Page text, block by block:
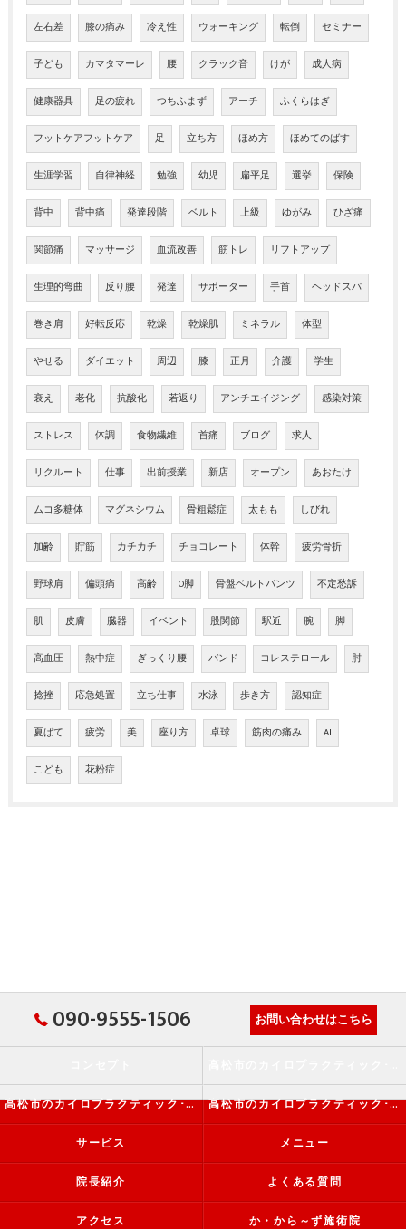
左右差 膝の痛み 冷え性 ウォーキング 転倒 セミナー
子ども カマタマーレ 腰 クラック音 けが 成人病
健康器具 足の疲れ つちふまず アーチ ふくらはぎ
フットケアフットケア 足 立ち方 ほめ方 ほめてのばす
生涯学習 自律神経 勉強 幼児 扁平足 選挙 保険
背中 背中痛 発達段階 ベルト 上級 ゆがみ ひざ痛
関節痛 マッサージ 血流改善 筋トレ リフトアップ
生理的弯曲 反り腰 発達 サポーター 手首 ヘッドスパ
巻き肩 好転反応 乾燥 乾燥肌 ミネラル 体型
やせる ダイエット 周辺 膝 正月 介護 学生
衰え 老化 抗酸化 若返り アンチエイジング 感染対策
ストレス 体調 食物繊維 首痛 ブログ 求人
リクルート 仕事 出前授業 新店 オープン あおたけ
ムコ多糖体 マグネシウム 骨粗鬆症 太もも しびれ
加齢 貯筋 カチカチ チョコレート 体幹 疲労骨折
野球肩 偏頭痛 高齢 O脚 骨盤ベルトパンツ 不定愁訴
肌 皮膚 臓器 イベント 股関節 駅近 腕 脚
高血圧 熱中症 ぎっくり腰 バンド コレステロール 肘
捻挫 応急処置 立ち仕事 水泳 歩き方 認知症
夏ばて 疲労 美 座り方 卓球 筋肉の痛み AI
こども 花粉症
090-9555-1506 お問い合わせはこちら
高松市のカイロプラクティック･か・から～ず施術院の評判 高松市のカイロプラクティック･か・から～ず施術院のお客様の声
サービス メニュー
院長紹介 よくある質問
アクセス か・から～ず施術院